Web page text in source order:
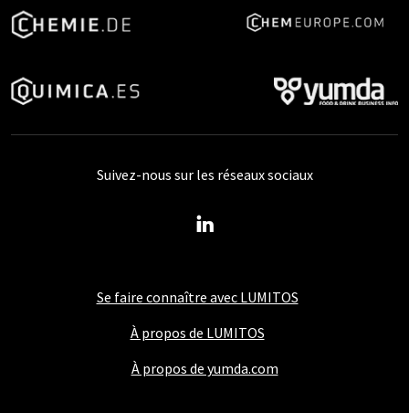
Se faire connaître avec LUMITOS
À propos de LUMITOS
À propos de yumda.com
Suivez-nous sur les réseaux sociaux